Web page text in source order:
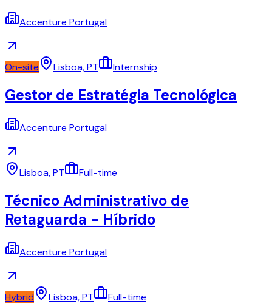
Accenture Portugal
On-site Lisboa, PT Internship
Gestor de Estratégia Tecnológica
Accenture Portugal
Lisboa, PT Full-time
Técnico Administrativo de
Retaguarda - Híbrido
Accenture Portugal
Hybrid Lisboa, PT Full-time